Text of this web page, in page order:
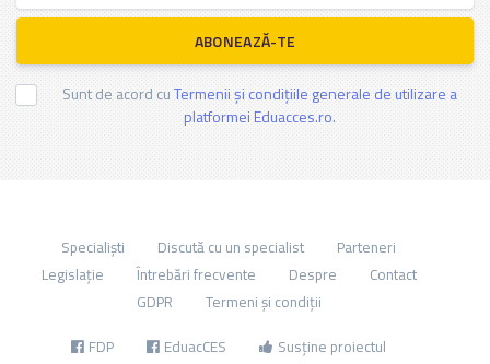
ABONEAZĂ-TE
Sunt de acord cuTermenii și condițiile generale de utilizare a
platformei Eduacces.ro.
Specialiști Discută cu un specialist
Parteneri
Legislație
Întrebări frecvente Despre
Contact
GDPR
Termeni și condiții
FDP EduacCES Susține proiectul